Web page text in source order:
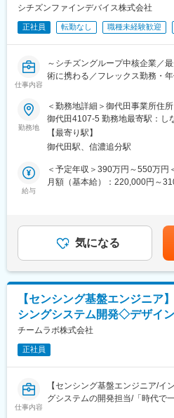
っています。新製品や新規顧客
の業務（要素開発、製品開発、
価、信頼性評価、プロセス開発
開発関連の技術者を広く募集し
～浅間テクノ工場～
・磁気センサビジネスの中核工
浅間テクノ工場は1986年に竣工
を経て、2014年からは車載及び
長年培われた薄膜技術を駆使し
サビジネスの中核工場を目指し
休日には登山やキャンプ、果物
め、隣接する軽井沢での買い物
～千曲川テクノ工場～
・先端の蓄電技術
スマートフォン用の薄型バッテ
リまで、様々な蓄電技術を開発。
国内開発・設計拠点として次世
ステムの開発に注力しています。
変更の範囲：会社の定める業務
シチズンファインデバイス株式会社
正社員 転勤なし 職種未経験歓迎
仕事内容
～シチズングループ中核企業／
術に携わる／フレックス勤務・
■概要：
シチズンファインデバイス株式
ス・水晶・半導体プロセスを活
開発を担当いただきます。幅広
ト、光電流センサなど）を扱い
が可能です。※MEMS＝微小電気
・顧客要求に基づく製品設計
・半導体プロセス応用による加
・製造工程の開発・改善
・試作、評価、デザインレビュ
・量産化に向けた工程設計、課題
・顧客（国内外）との技術的な折
■キャリアパス：
開発の実務を経験。その後は専
ーや技術スペシャリストとして
勤務地
＜勤務地詳細＞御代田事業所住
御代田4107-5 勤務地最寄駅：し
策：屋内全面禁煙変更の範囲：
【最寄り駅】
御代田駅、信濃追分駅
給与
＜予定年収＞390万円～550万円
月額（基本給）：220,000円～
339,688円賃金はあくまでも目
下する可能性があります。月給(
気になる
【センシング基盤エンジニア
シングシステム開発◇デザイ
チームラボ株式会社
正社員
仕事内容
【センシング基盤エンジニア/イ
グシステムの開発担当/「時代で